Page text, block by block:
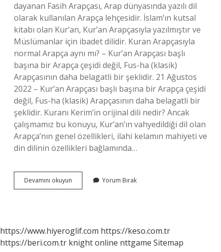
dayanan Fasih Arapçası, Arap dünyasında yazılı dil
olarak kullanılan Arapça lehçesidir. İslam’ın kutsal
kitabı olan Kur’an, Kur’an Arapçasıyla yazılmıştır ve
Müslümanlar için ibadet dilidir. Kuran Arapçasıyla
normal Arapça aynı mı? – Kur’an Arapçası başlı
başına bir Arapça çeşidi değil, Fus-ha (klasik)
Arapçasının daha belagatli bir şeklidir. 21 Ağustos
2022 – Kur’an Arapçası başlı başına bir Arapça çeşidi
değil, Fus-ha (klasik) Arapçasının daha belagatli bir
şeklidir. Kuranı Kerim’in orijinal dili nedir? Ancak
çalışmamız bu konuyu, Kur’an’ın vahyedildiği dil olan
Arapça’nın genel özellikleri, ilahi kelamın mahiyeti ve
din dilinin özellikleri bağlamında…
Devamını okuyun
Arapçası
Yorum Bırak
https://www.hiyeroglif.com https://keso.com.tr
https://beri.com.tr knight online nttgame Sitemap